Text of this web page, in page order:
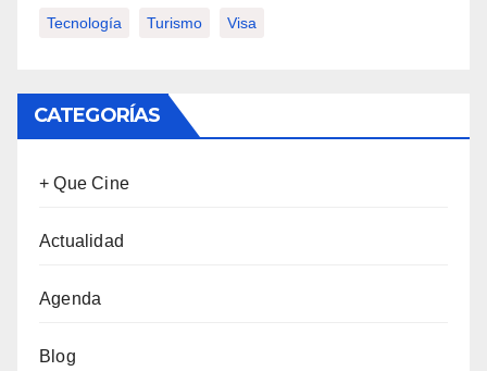
Tecnología Turismo Visa
CATEGORÍAS
+ Que Cine
Actualidad
Agenda
Blog